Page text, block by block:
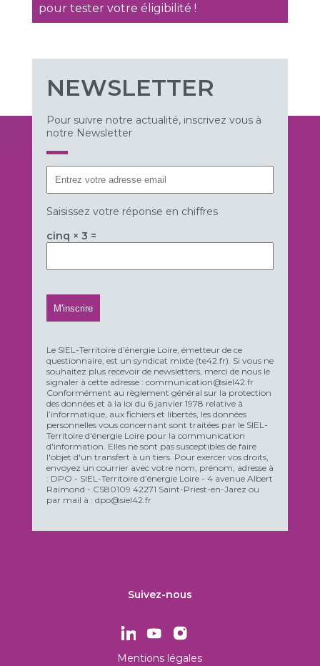
pour tester votre éligibilité !
NEWSLETTER
Pour suivre notre actualité, inscrivez vous à
notre Newsletter
Saisissez votre réponse en chiffres
cinq × 3 =
Le SIEL-Territoire d’énergie Loire, émetteur de ce
questionnaire, est un syndicat mixte (te42.fr). Si vous ne
souhaitez plus recevoir de newsletters, merci de nous le
signaler à cette adresse : communication@siel42.fr
Conformément au règlement général sur la protection
des données et à la loi du 6 janvier 1978 relative à
l’informatique, aux fichiers et libertés, les données
personnelles vous concernant sont traitées par le SIEL-
Territoire d'énergie Loire pour la communication
d'information. Elles ne sont pas susceptibles de faire
l'objet d'un transfert à un tiers. Pour exercer vos droits,
envoyez un courrier avec votre nom, prénom, adresse à
: DPO - SIEL-Territoire d’énergie Loire - 4 avenue Albert
Raimond - CS80109 42271 Saint-Priest-en-Jarez ou
par mail à : dpo@siel42.fr
Suivez-nous
Mentions légales